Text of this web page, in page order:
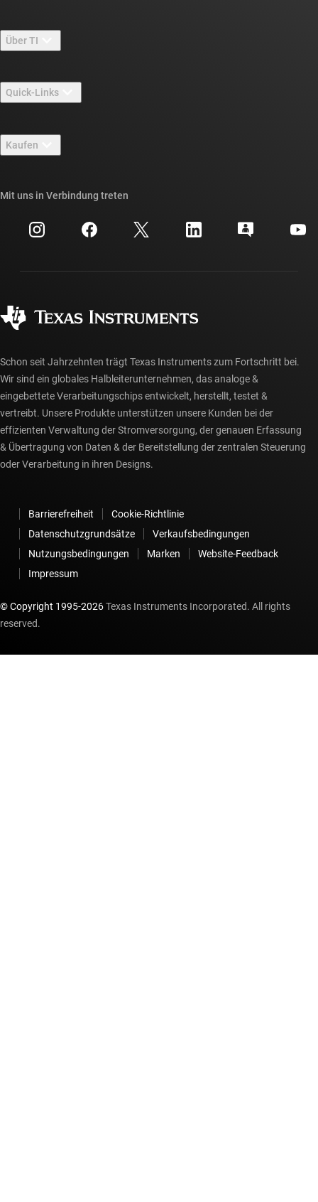
Über TI
Stellenangebote
Newsroom
Veranstaltungen
Investorenbeziehungen
Quick-Links
TI E2E™-Design-Support-Foren
Querverweis-Suche
Kundensupportzentrum
myTI-Konto FAQs
Kaufen
Häufig gestellte Fragen zu Bestellungen
Mit uns in Verbindung treten
Schon seit Jahrzehnten trägt Texas Instruments zum Fortschritt bei.
Wir sind ein globales Halbleiterunternehmen, das analoge &
eingebettete Verarbeitungschips entwickelt, herstellt, testet &
vertreibt. Unsere Produkte unterstützen unsere Kunden bei der
effizienten Verwaltung der Stromversorgung, der genauen Erfassung
& Übertragung von Daten & der Bereitstellung der zentralen Steuerung
oder Verarbeitung in ihren Designs.
Barrierefreiheit
Cookie-Richtlinie
Datenschutzgrundsätze
Verkaufsbedingungen
Nutzungsbedingungen
Marken
Website-Feedback
Impressum
© Copyright 1995-2026Texas Instruments Incorporated. All rights
reserved.